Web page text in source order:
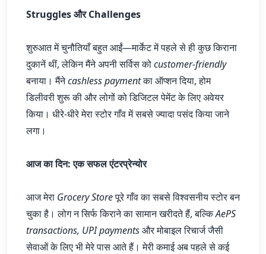
Struggles और Challenges
शुरुआत में चुनौतियाँ बहुत आईं—मार्केट में पहले से ही कुछ किराना
दुकानें थीं, लेकिन मैंने अपनी सर्विस कोcustomer-friendly
बनाया। मैंनेcashless paymentका ऑप्शन दिया, होम
डिलीवरी शुरू की और लोगों को डिजिटल पेमेंट के लिए अवेयर
किया। धीरे-धीरे मेरा स्टोर गाँव में सबसे ज्यादा पसंद किया जाने
लगा।
आज का दिन: एक सफल एंटरप्रेन्योर
आज मेरा Grocery Storeपूरे गाँव का सबसे विश्वसनीय स्टोर बन
चुका है। लोग न सिर्फ किराने का सामान खरीदते हैं, बल्किAePS
transactions, UPI paymentsऔर मोबाइल रिचार्ज जैसी
सेवाओं के लिए भी मेरे पास आते हैं। मेरी कमाई अब पहले से कई